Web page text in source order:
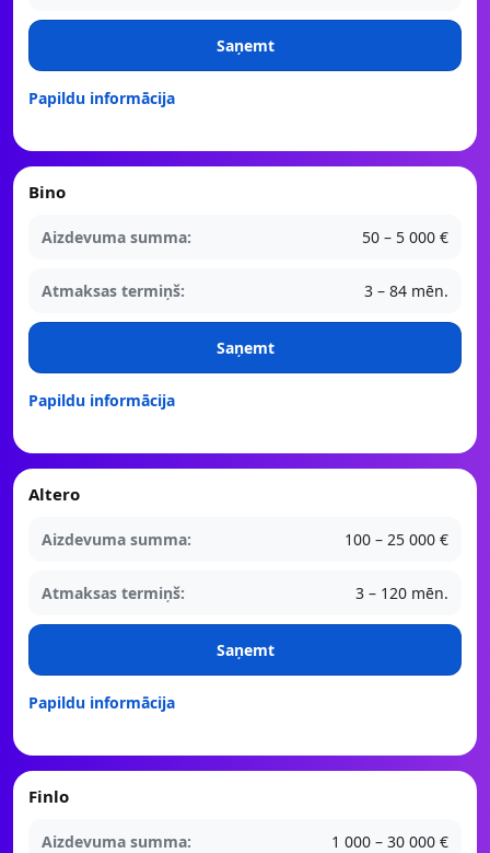
Saņemt
Papildu informācija
Bino
Aizdevuma summa: 50 – 5 000 €
Atmaksas termiņš: 3 – 84 mēn.
Saņemt
Papildu informācija
Altero
Aizdevuma summa: 100 – 25 000 €
Atmaksas termiņš: 3 – 120 mēn.
Saņemt
Papildu informācija
Finlo
Aizdevuma summa: 1 000 – 30 000 €